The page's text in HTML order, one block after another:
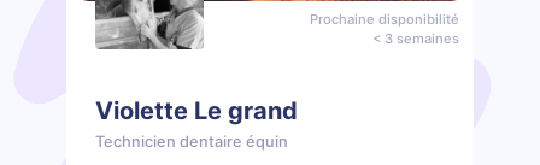
Prochaine disponibilité
< 3 semaines
Violette Le grand
Technicien dentaire équin